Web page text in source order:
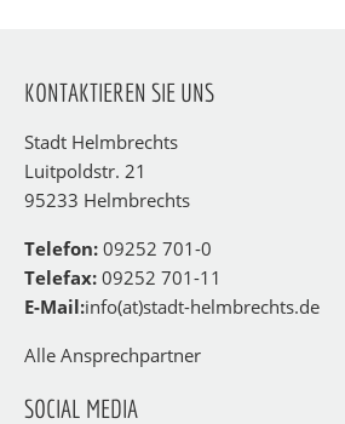
KONTAKTIEREN SIE UNS
Stadt Helmbrechts
Luitpoldstr. 21
95233 Helmbrechts
Telefon: 09252 701-0
Telefax: 09252 701-11
E-Mail:info(at)stadt-helmbrechts.de
Alle Ansprechpartner
SOCIAL MEDIA